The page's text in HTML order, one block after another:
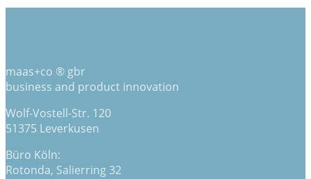
maas+co ® gbr
business and product innovation
Wolf-Vostell-Str. 120
51375 Leverkusen
Büro Köln:
Rotonda, Salierring 32